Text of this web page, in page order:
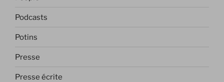
Podcasts
Potins
Presse
Presse écrite